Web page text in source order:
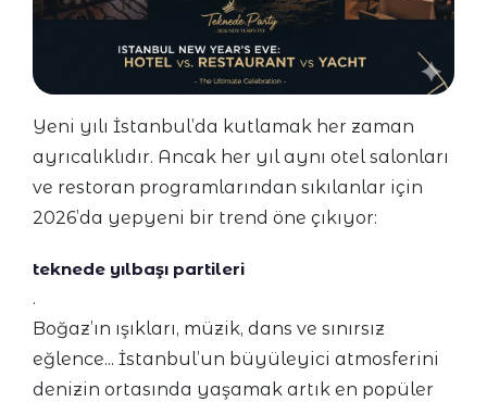
Yeni yılı İstanbul’da kutlamak her zaman
ayrıcalıklıdır. Ancak her yıl aynı otel salonları
ve restoran programlarından sıkılanlar için
2026’da yepyeni bir trend öne çıkıyor:
teknede yılbaşı partileri
.
Boğaz’ın ışıkları, müzik, dans ve sınırsız
eğlence... İstanbul’un büyüleyici atmosferini
denizin ortasında yaşamak artık en popüler